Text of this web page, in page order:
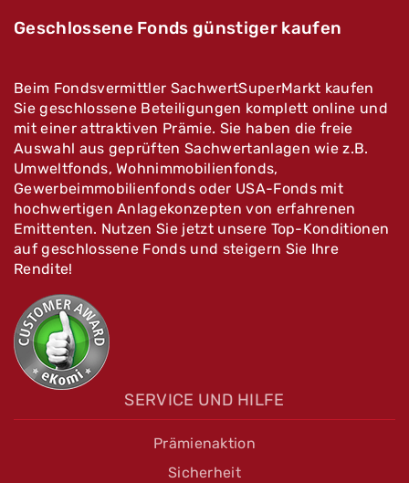
Informationsmaterial
Telefontermin
Konditionsangebot
für folgende Anlagesumme
Ich wünsche den Versand per
E-Mail
Post
Kontaktdaten
Frau
Anlagebetrag*
IBAN für Ausschüttungen*
Kontoinhaber*
Ich möchte an der Prämienaktion
teilnehmen.
Kontaktdaten
Frau
Vorname*
Geschlossene Fonds günstiger kaufen
Beim Fondsvermittler SachwertSuperMarkt kaufen
Sie geschlossene Beteiligungen komplett online und
mit einer attraktiven Prämie. Sie haben die freie
Auswahl aus geprüften Sachwertanlagen wie z.B.
Umweltfonds, Wohnimmobilienfonds,
Gewerbeimmobilienfonds oder USA-Fonds mit
hochwertigen Anlagekonzepten von erfahrenen
Emittenten. Nutzen Sie jetzt unsere Top-Konditionen
auf geschlossene Fonds und steigern Sie Ihre
Rendite!
SERVICE UND HILFE
Prämienaktion
Sicherheit